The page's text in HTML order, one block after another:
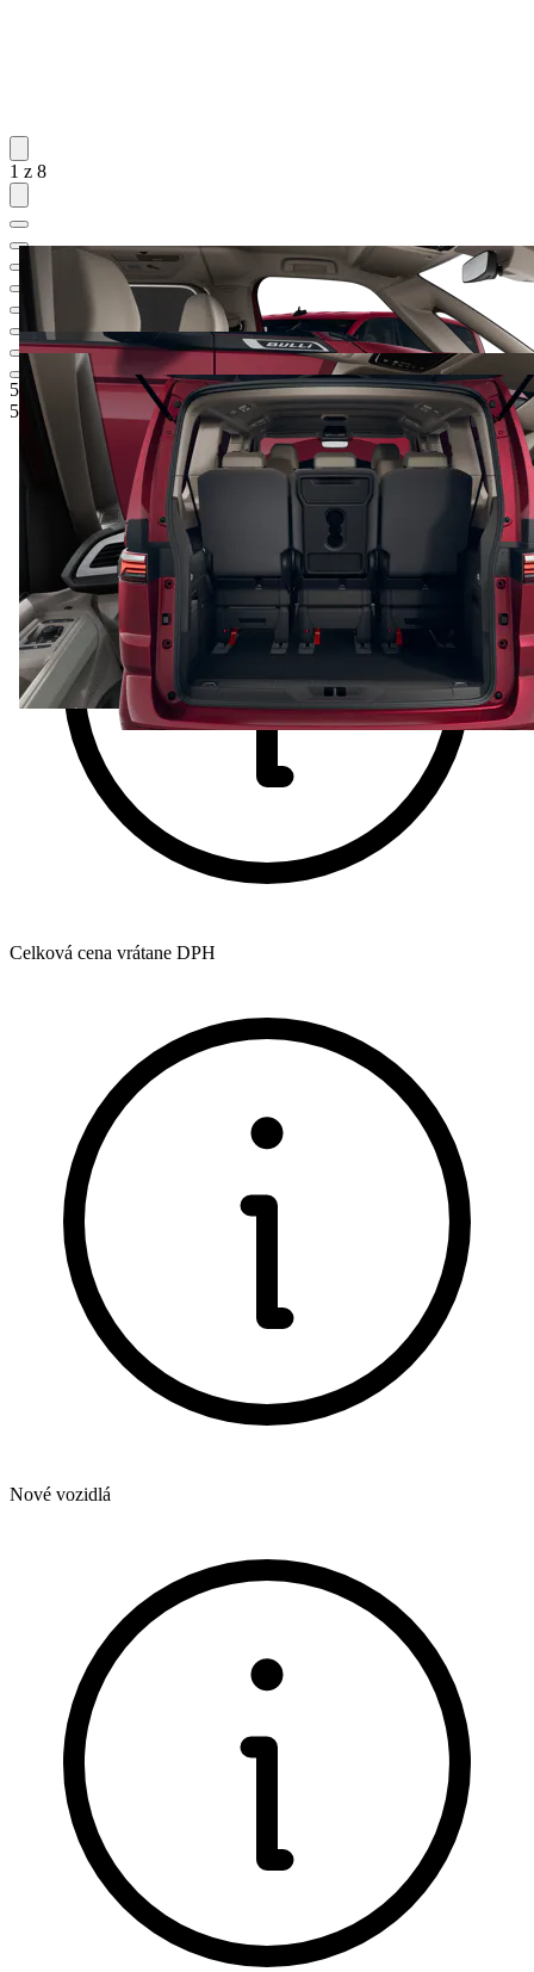
1 z 8
54.636,60 €1Odporúčaná maloobchodná cena
51.560,-‍ €
Celková cena vrátane DPH
Nové vozidlá